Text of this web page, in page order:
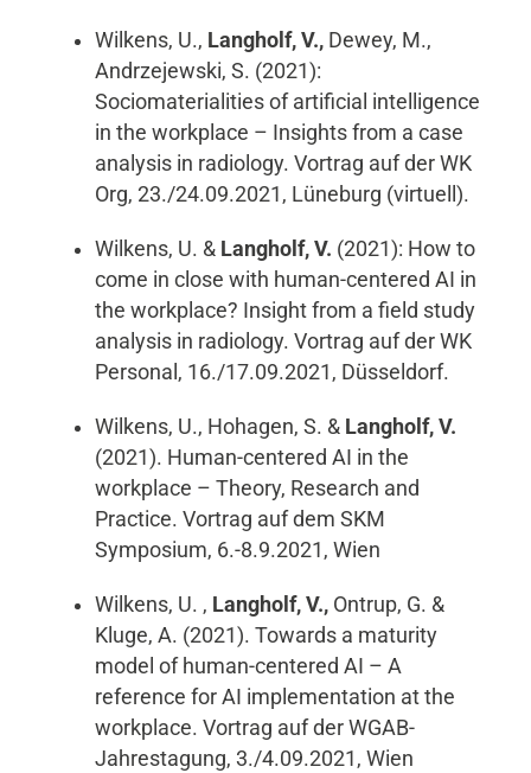
Wilkens, U., Langholf, V., Dewey, M.,
Andrzejewski, S. (2021):
Sociomaterialities of artificial intelligence
in the workplace – Insights from a case
analysis in radiology. Vortrag auf der WK
Org, 23./24.09.2021, Lüneburg (virtuell).
Wilkens, U. & Langholf, V. (2021): How to
come in close with human-centered AI in
the workplace? Insight from a field study
analysis in radiology. Vortrag auf der WK
Personal, 16./17.09.2021, Düsseldorf.
Wilkens, U., Hohagen, S. & Langholf, V.
(2021). Human-centered AI in the
workplace – Theory, Research and
Practice. Vortrag auf dem SKM
Symposium, 6.-8.9.2021, Wien
Wilkens, U. , Langholf, V., Ontrup, G. &
Kluge, A. (2021). Towards a maturity
model of human-centered AI – A
reference for AI implementation at the
workplace. Vortrag auf der WGAB-
Jahrestagung, 3./4.09.2021, Wien